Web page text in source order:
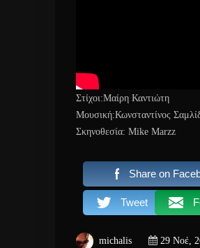
Στίχοι:Μαίρη Καντιώτη
Μουσική:Κωνσταντίνος
Σκηνοθεσία: Mike Marzz
Share on
Tweet
michalis
29 Νοέ,